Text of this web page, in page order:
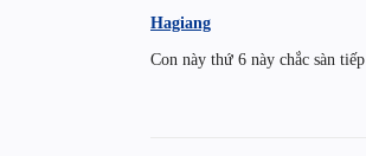
Hagiang
Con này thứ 6 này chắc sàn tiếp .